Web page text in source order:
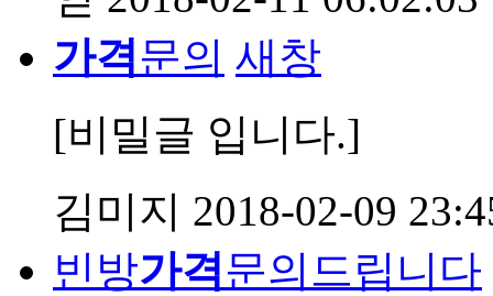
가격문의 새창
[비밀글 입니다.]
김미지 2018-02-09
빈방가격문의드립니다